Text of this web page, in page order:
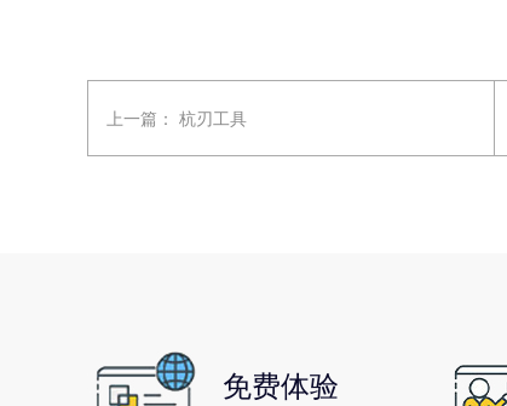
上一篇： 杭刃工具
免费体验